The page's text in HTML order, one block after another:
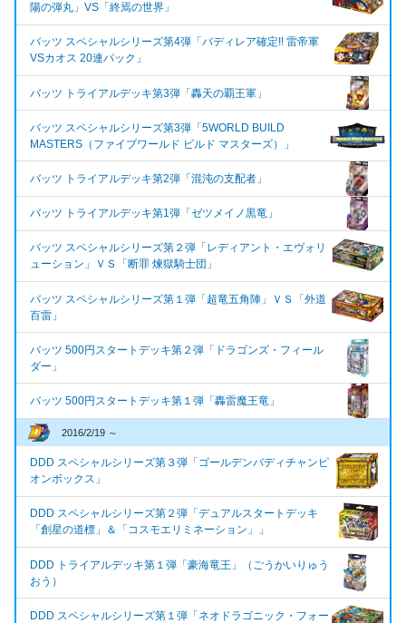
陽の弾丸」VS「終焉の世界」
バッツ スペシャルシリーズ第4弾「バディレア確定!! 雷帝軍
VSカオス 20連パック」
バッツ トライアルデッキ第3弾「轟天の覇王軍」
バッツ スペシャルシリーズ第3弾「5WORLD BUILD
MASTERS（ファイブワールド ビルド マスターズ）」
バッツ トライアルデッキ第2弾「混沌の支配者」
バッツ トライアルデッキ第1弾「ゼツメイノ黒竜」
バッツ スペシャルシリーズ第２弾「レディアント・エヴォリ
ューション」ＶＳ「断罪 煉獄騎士団」
バッツ スペシャルシリーズ第１弾「超竜五角陣」ＶＳ「外道
百雷」
バッツ 500円スタートデッキ第２弾「ドラゴンズ・フィール
ダー」
バッツ 500円スタートデッキ第１弾「轟雷魔王竜」
2016/2/19 ～
DDD スペシャルシリーズ第３弾「ゴールデンバディチャンピ
オンボックス」
DDD スペシャルシリーズ第２弾「デュアルスタートデッキ
「創星の道標」＆「コスモエリミネーション」」
DDD トライアルデッキ第１弾「豪海竜王」（ごうかいりゅう
おう）
DDD スペシャルシリーズ第１弾「ネオドラゴニック・フォー